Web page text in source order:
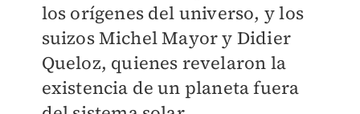
los orígenes del universo, y los
suizos Michel Mayor y Didier
Queloz, quienes revelaron la
existencia de un planeta fuera